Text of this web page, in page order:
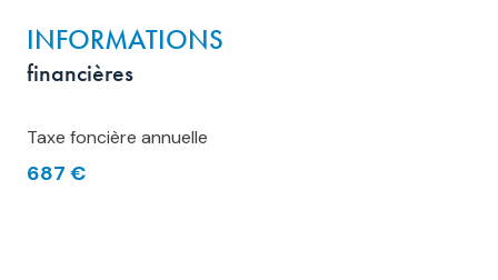
INFORMATIONS
financières
Taxe foncière annuelle
687 €